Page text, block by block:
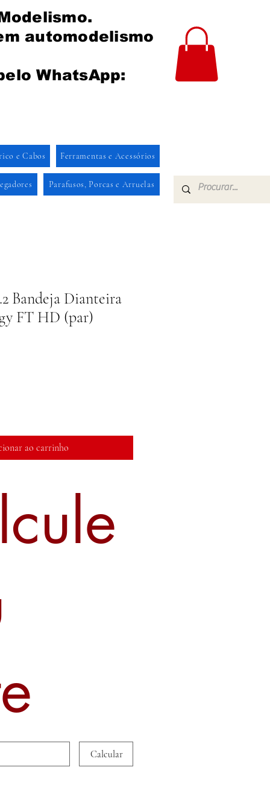
automodelismo
WhatsApp:
e Cabos Ferramentas e Acessórios
Parafusos, Porcas e Arruelas
Bandeja Dianteira
FT HD (par)
ao carrinho
Calcular